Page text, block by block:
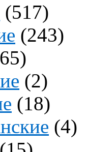
(517)
(243)
(2)
(18)
(4)